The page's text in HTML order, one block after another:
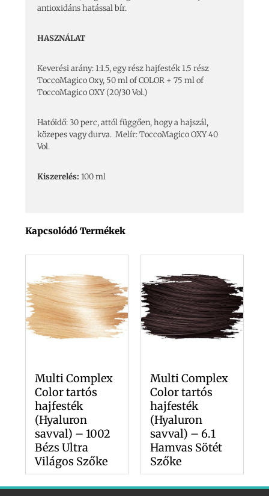
antioxidáns hatással bír.
HASZNÁLAT
Keverési arány: 1:1.5, egy rész hajfesték 1.5 rész
ToccoMagico Oxy, 50 ml of COLOR + 75 ml of
ToccoMagico OXY (20/30 Vol.)
Hatóidő: 30 perc, attól függően, hogy a hajszál,
közepes vagy durva. Melír: ToccoMagico OXY 40
Vol.
Kiszerelés:100 ml
Kapcsolódó Termékek
Multi Complex
Color tartós
hajfesték
(Hyaluron
savval) – 1002
Bézs Ultra
Világos Szőke
Multi Complex
Color tartós
hajfesték
(Hyaluron
savval) – 6.1
Hamvas Sötét
Szőke